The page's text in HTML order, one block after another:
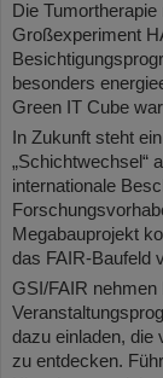
Die
Großexperiment
besonders
Green IT Cube
In Zukunft steht
„Schichtwechsel“
internationale
Megabauprojekt
das FAIR-Baufeld
GSI/FAIR nehmen
dazu einladen, die
zu entdecken.